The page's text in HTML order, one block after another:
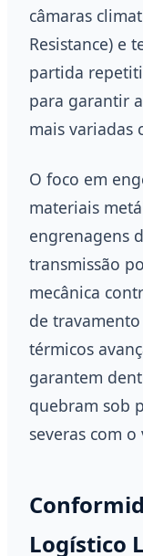
câmaras
Resistance) e
partida
para garantir
mais variadas
O foco em
materiais
engrenagens
transmissão
mecânica
de
térmicos
garantem
quebram sob
severas com
Logístico